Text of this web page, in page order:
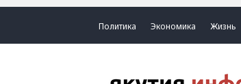
Политика Экономика Жизнь